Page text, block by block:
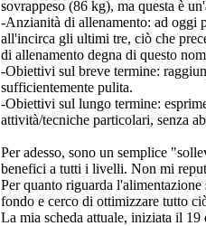
sovrappeso (86 kg), ma questa è
-Anzianità di allenamento: ad oggi
all'incirca gli ultimi tre, ciò che
di allenamento degna di questo
-Obiettivi sul breve termine:
sufficientemente pulita.
-Obiettivi sul lungo termine:
attività/tecniche particolari, senza
Per adesso, sono un semplice
benefici a tutti i livelli. Non mi
Per quanto riguarda
fondo e cerco di ottimizzare tutto
La mia scheda attuale, iniziata il 19